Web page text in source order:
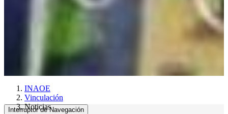
INAOE
Vinculación
Noticias
Interruptor de Navegación